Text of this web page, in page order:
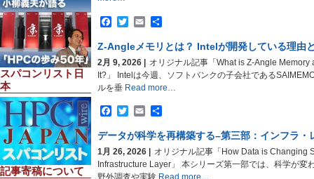
スパコンリスト日
本
記事寄稿について
Facebook
TwitterEmail
共
Z-Angleメモリとは？ Intelが開発している理由
2月 9, 2026 | オリジナル記事「What is Z-Angle
It?」 Intelは今週、ソフトバンクの子会社である
ルを垂Read more…
Facebook
TwitterEmail
共
データが科学を再構築する–第三部：インフラ・
1月 26, 2026 |
オリジナル記事「How Data is Changing
Infrastructure Layer」 本シリーズ第一部では、科学が変
野外調査や実験Read more…